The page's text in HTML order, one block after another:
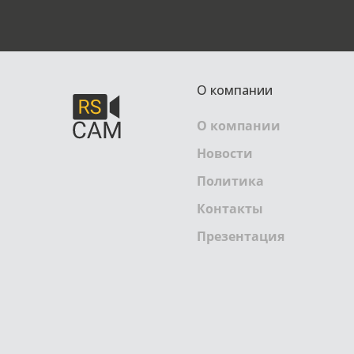
О компании
О компании
Новости
Политика
Контакты
Презентация